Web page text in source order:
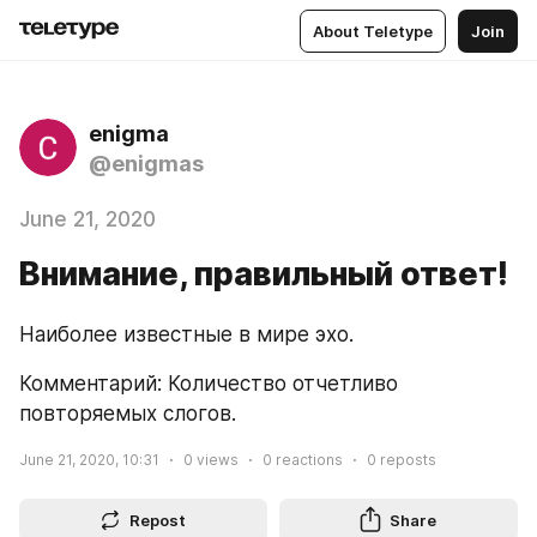
About Teletype Join
enigma
@enigmas
June 21, 2020
Внимание, правильный ответ!
Наиболее известные в мире эхо.
Комментарий: Количество отчетливо
повторяемых слогов.
June 21, 2020, 10:31 0 views 0 reactions 0 reposts
Repost Share